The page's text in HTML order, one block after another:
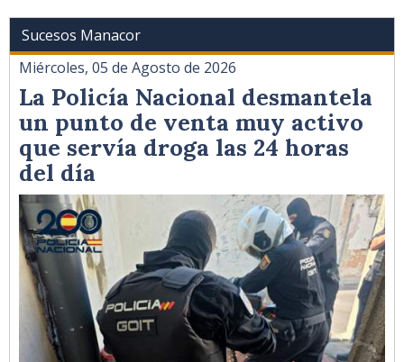
Sucesos Manacor
Miércoles, 05 de Agosto de 2026
La Policía Nacional desmantela
un punto de venta muy activo
que servía droga las 24 horas
del día